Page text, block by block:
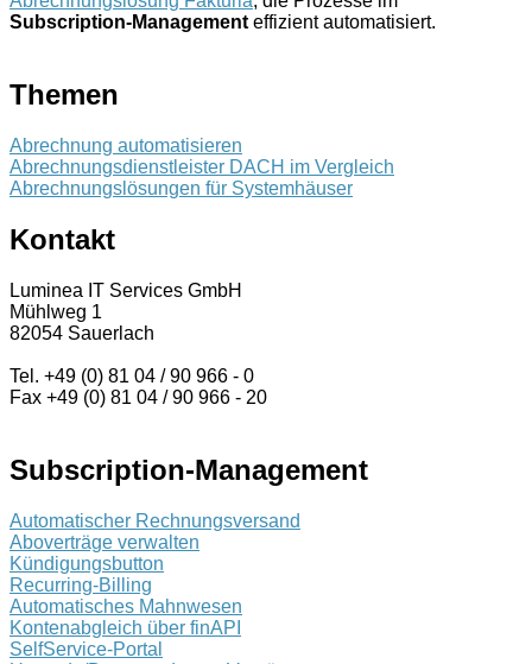
Subscription-Management effizient automatisiert.
Themen
Abrechnung automatisieren
Abrechnungsdienstleister DACH im Vergleich
Abrechnungslösungen für Systemhäuser
Kontakt
Luminea IT Services GmbH
Mühlweg 1
82054 Sauerlach
Tel. +49 (0) 81 04 / 90 966 - 0
Fax +49 (0) 81 04 / 90 966 - 20
Subscription-Management
Automatischer Rechnungsversand
Aboverträge verwalten
Kündigungsbutton
Recurring-Billing
Automatisches Mahnwesen
Kontenabgleich über finAPI
SelfService-Portal